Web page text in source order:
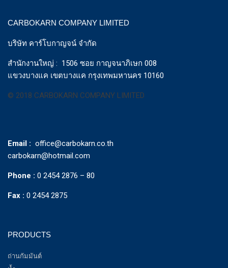
CARBOKARN COMPANY LIMITED
บริษัท คาร์โบกาญจน์ จำกัด
สำนักงานใหญ่ : 1506 ซอย กาญจนาภิเษก 008
แขวงบางแค เขตบางแค กรุงเทพมหานคร 10160
© 2018 CARBOKARN COMPANY LIMITED
Email : office@carbokarn.co.th
carbokarn@hotmail.com
Phone : 0 2454 2876 – 80
Fax : 0 2454 2875
PRODUCTS
ถ่านกัมมันต์